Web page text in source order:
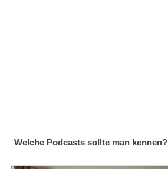
Welche Podcasts sollte man kennen?